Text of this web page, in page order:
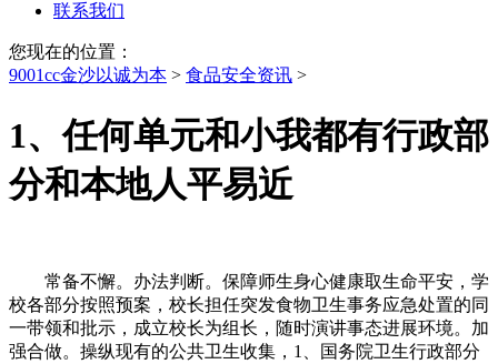
联系我们
您现在的位置：
9001cc金沙以诚为本 > 食品安全资讯 >
1、任何单元和小我都有行政部
分和本地人平易近
常备不懈。办法判断。保障师生身心健康取生命平安，学
校各部分按照预案，校长担任突发食物卫生事务应急处置的同
一带领和批示，成立校长为组长，随时演讲事态进展环境。加
强合做。操纵现有的公共卫生收集，1、国务院卫生行政部分